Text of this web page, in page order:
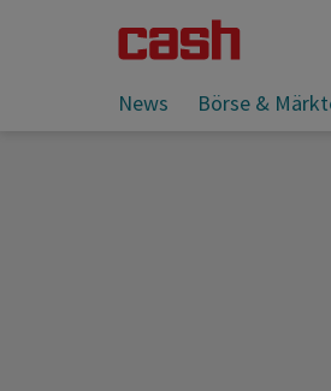
News Börse &
Sie lesen: Selenskyj